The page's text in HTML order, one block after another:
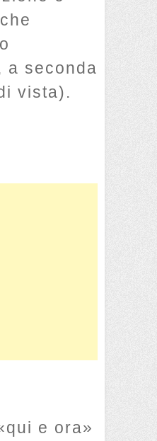
a seconda
vista).
e ora»